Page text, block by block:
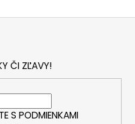
ČI ZĽAVY!
S PODMIENKAMI